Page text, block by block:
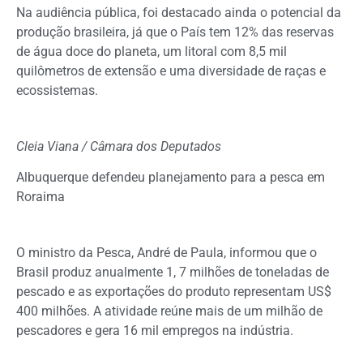
Na audiência pública, foi destacado ainda o potencial da
produção brasileira, já que o País tem 12% das reservas
de água doce do planeta, um litoral com 8,5 mil
quilômetros de extensão e uma diversidade de raças e
ecossistemas.
Cleia Viana / Câmara dos Deputados
Albuquerque defendeu planejamento para a pesca em
Roraima
O ministro da Pesca, André de Paula, informou que o
Brasil produz anualmente 1, 7 milhões de toneladas de
pescado e as exportações do produto representam US$
400 milhões. A atividade reúne mais de um milhão de
pescadores e gera 16 mil empregos na indústria.